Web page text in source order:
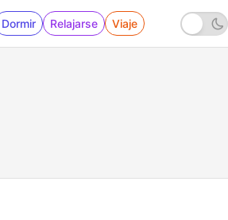
Dormir Relajarse Viaje